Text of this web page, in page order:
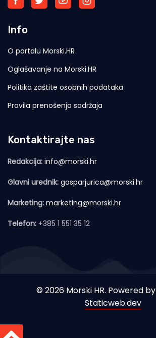
Info
O portalu Morski.HR
Oglašavanje na Morski.HR
Politika zaštite osobnih podataka
Pravila prenošenja sadržaja
Kontaktirajte nas
Redakcija: info@morski.hr
Glavni urednik: gasparjurica@morski.hr
Marketing: marketing@morski.hr
Telefon: +385 1 551 35 12
© 2026 Morski HR. Powered by
Staticweb.dev